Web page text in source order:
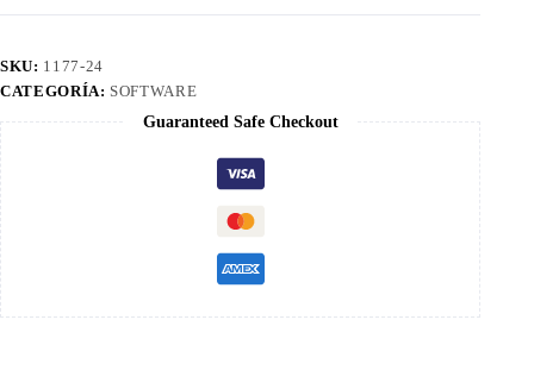
SKU: 1177-24
CATEGORÍA: SOFTWARE
Guaranteed Safe Checkout